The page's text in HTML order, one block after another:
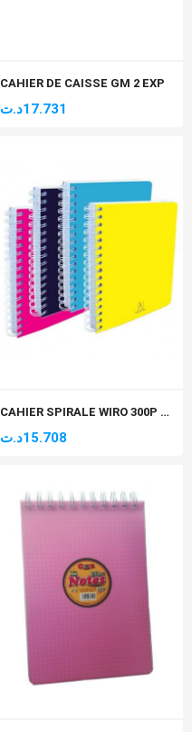
CAHIER DE CAISSE GM 2 EXP
17.731د.ت
CAHIER SPIRALE WIRO 300P SEYES GM A4 SELECTA 70GR
15.708د.ت